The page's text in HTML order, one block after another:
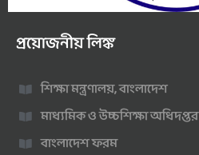
প্রয়োজনীয় লিঙ্ক
শিক্ষা মন্ত্রণালয়, বাংলাদেশ
মাধ্যমিক ও উচ্চশিক্ষা অধিদপ্তর
বাংলাদেশ ফরম